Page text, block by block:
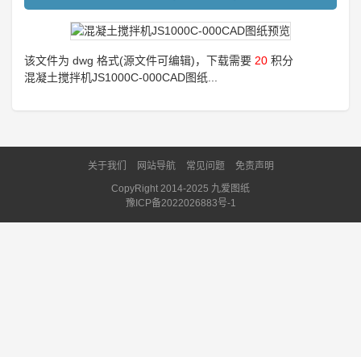
该文件为 dwg 格式(源文件可编辑)，下载需要 20 积分
混凝土搅拌机JS1000C-000CAD图纸...
关于我们 网站导航 常见问题
免责声明
CopyRight 2014-2025 九爱图纸
豫ICP备2022026883号-1